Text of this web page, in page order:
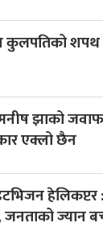
कुलपतिको
झाको
एक्लो छैन
ज्यान